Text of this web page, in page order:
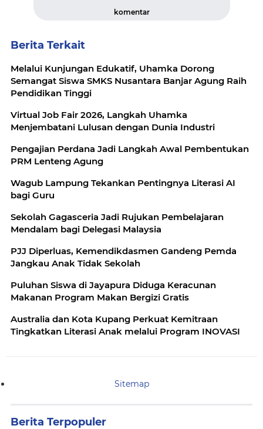
komentar
Berita Terkait
Melalui Kunjungan Edukatif, Uhamka Dorong
Semangat Siswa SMKS Nusantara Banjar Agung Raih
Pendidikan Tinggi
Virtual Job Fair 2026, Langkah Uhamka
Menjembatani Lulusan dengan Dunia Industri
Pengajian Perdana Jadi Langkah Awal Pembentukan
PRM Lenteng Agung
Wagub Lampung Tekankan Pentingnya Literasi AI
bagi Guru
Sekolah Gagasceria Jadi Rujukan Pembelajaran
Mendalam bagi Delegasi Malaysia
PJJ Diperluas, Kemendikdasmen Gandeng Pemda
Jangkau Anak Tidak Sekolah
Puluhan Siswa di Jayapura Diduga Keracunan
Makanan Program Makan Bergizi Gratis
Australia dan Kota Kupang Perkuat Kemitraan
Tingkatkan Literasi Anak melalui Program INOVASI
Sitemap
Berita Terpopuler